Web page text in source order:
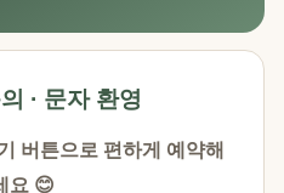
· 문자 환영
버튼으로 편하게 예약해
요 😊